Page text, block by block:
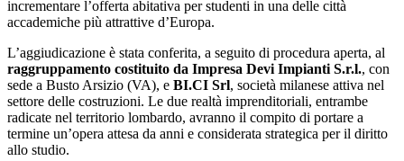
incrementare l’offerta abitativa per studenti in una delle città
accademiche più attrattive d’Europa.
L’aggiudicazione è stata conferita, a seguito di procedura aperta, al
raggruppamento costituito da Impresa Devi Impianti S.r.l., con
sede a Busto Arsizio (VA), e BI.CI Srl, società milanese attiva nel
settore delle costruzioni. Le due realtà imprenditoriali, entrambe
radicate nel territorio lombardo, avranno il compito di portare a
termine un’opera attesa da anni e considerata strategica per il diritto
allo studio.